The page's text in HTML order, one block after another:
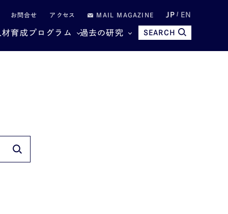
お問合せ アクセス MAIL MAGAZINE JP EN
材育成プログラム 過去の研究 SEARCH